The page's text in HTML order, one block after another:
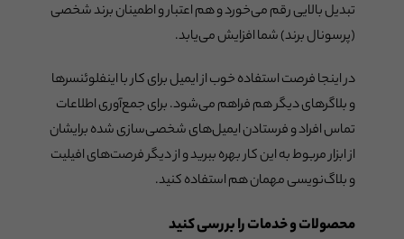
تبدیل بالایی رقم می‌خورد و هم اعتبار و اطمینان برند شخصی
(پرسونال برند) شما افزایش می‌یابد.
در اینجا فرصت استفاده خوب از ایمیل برای کار با اینفلوئنسرها
و بلاگرهای دیگر هم فراهم می‌شود. برای جمع‌آوری اطلاعات
تماس افراد و فرستادن ایمیل‌های شخصی‌سازی شده برایشان
از ابزار مربوط به این کار بهره ببرید و از دیگر فرصت‌های افیلیت
و بلاگ‌نویسی مهمان هم استفاده کنید.
محصولات و خدمات را بررسی کنید